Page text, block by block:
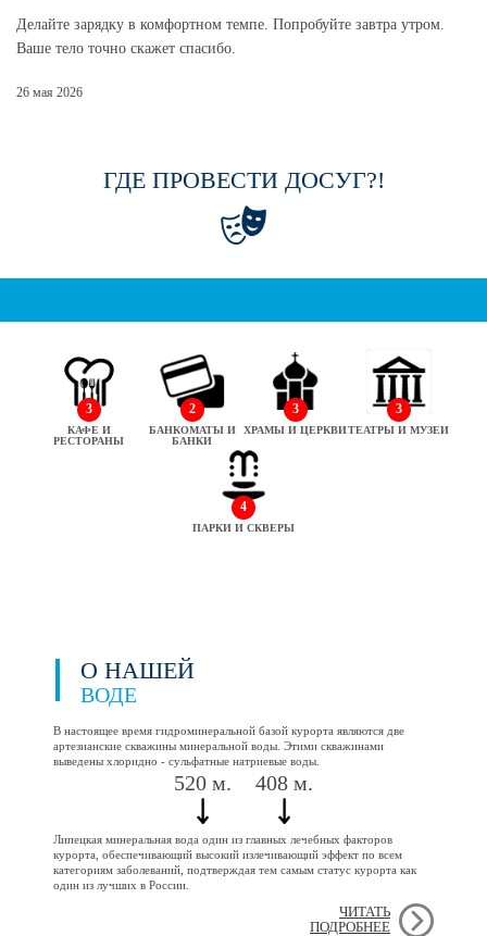
Делайте зарядку в комфортном темпе. Попробуйте завтра утром.
Ваше тело точно скажет спасибо.
26 мая 2026
ГДЕ ПРОВЕСТИ ДОСУГ?!
3
КАФЕ И
РЕСТОРАНЫ
2
БАНКОМАТЫ И
БАНКИ
3
ХРАМЫ И ЦЕРКВИ
3
ТЕАТРЫ И МУЗЕИ
4
ПАРКИ И СКВЕРЫ
О НАШЕЙ
ВОДЕ
В настоящее время гидроминеральной базой курорта являются две
артезианские скважины минеральной воды. Этими скважинами
выведены хлоридно - сульфатные натриевые воды.
520 м. 408 м.
Липецкая минеральная вода один из главных лечебных факторов
курорта, обеспечивающий высокий излечивающий эффект по всем
категориям заболеваний, подтверждая тем самым статус курорта как
один из лучших в России.
ЧИТАТЬ
ПОДРОБНЕЕ